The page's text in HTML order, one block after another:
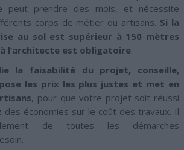
peut prendre des mois, et nécessite
corps de métier ou artisans. Si la
au sol est supérieur à 150 mètres
l’architecte est obligatoire.
la faisabilité du projet, conseille,
les prix les plus justes et met en
, pour que votre projet soit réussi
des économies sur le coût des travaux. Il
de toutes les démarches